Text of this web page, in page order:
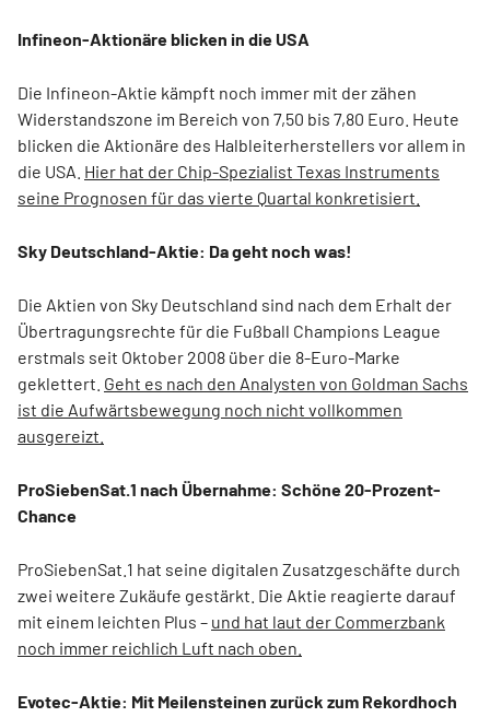
Infineon-Aktionäre blicken in die USA
Die Infineon-Aktie kämpft noch immer mit der zähen
Widerstandszone im Bereich von 7,50 bis 7,80 Euro. Heute
blicken die Aktionäre des Halbleiterherstellers vor allem in
die USA. Hier hat der Chip-Spezialist Texas Instruments
seine Prognosen für das vierte Quartal konkretisiert.
Sky Deutschland-Aktie: Da geht noch was!
Die Aktien von Sky Deutschland sind nach dem Erhalt der
Übertragungsrechte für die Fußball Champions League
erstmals seit Oktober 2008 über die 8-Euro-Marke
geklettert. Geht es nach den Analysten von Goldman Sachs
ist die Aufwärtsbewegung noch nicht vollkommen
ausgereizt.
ProSiebenSat.1 nach Übernahme: Schöne 20-Prozent-
Chance
ProSiebenSat.1 hat seine digitalen Zusatzgeschäfte durch
zwei weitere Zukäufe gestärkt. Die Aktie reagierte darauf
mit einem leichten Plus – und hat laut der Commerzbank
noch immer reichlich Luft nach oben.
Evotec-Aktie: Mit Meilensteinen zurück zum Rekordhoch